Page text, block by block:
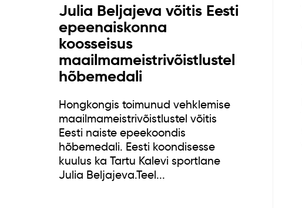
Julia Beljajeva võitis Eesti
epeenaiskonna
koosseisus
maailmameistrivõistlustel
hõbemedali
Hongkongis toimunud vehklemise
maailmameistrivõistlustel võitis
Eesti naiste epeekoondis
hõbemedali. Eesti koondisesse
kuulus ka Tartu Kalevi sportlane
Julia Beljajeva.Teel...